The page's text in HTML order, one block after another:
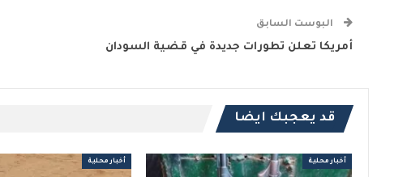
البوست السابق
أمريكا تعلن تطورات جديدة في قضية السودان
قد يعجبك ايضا
أخبار محلية أخبار محلية